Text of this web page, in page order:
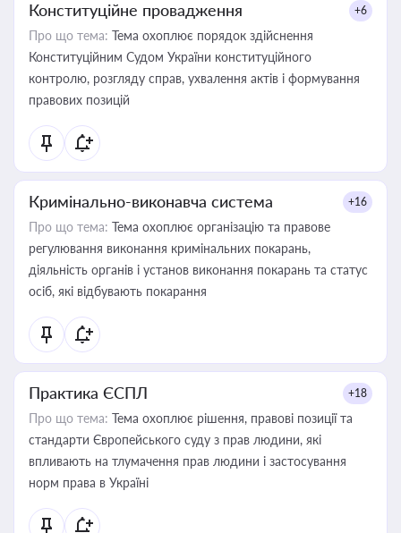
Конституційне провадження +6
Про що тема: Тема охоплює порядок здійснення
Конституційним Судом України конституційного
контролю, розгляду справ, ухвалення актів і формування
правових позицій
Кримінально-виконавча система +16
Про що тема: Тема охоплює організацію та правове
регулювання виконання кримінальних покарань,
діяльність органів і установ виконання покарань та статус
осіб, які відбувають покарання
Практика ЄСПЛ +18
Про що тема: Тема охоплює рішення, правові позиції та
стандарти Європейського суду з прав людини, які
впливають на тлумачення прав людини і застосування
норм права в Україні